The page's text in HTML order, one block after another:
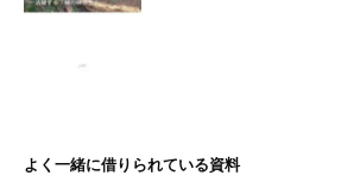
よく一緒に借りられている資料